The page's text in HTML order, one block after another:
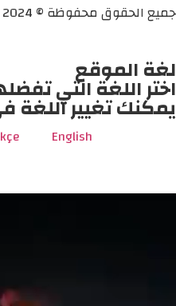
جميع الحقوق محفوظة © 2024
لغة الموقع
اختر اللغة التي
يمكنك تغيير
English